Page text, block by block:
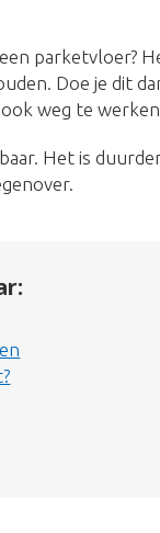
parketvloer?
Doe je dit
weg te
Het is